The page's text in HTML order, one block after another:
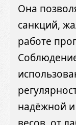
Она
санкций,
работе
надёжной